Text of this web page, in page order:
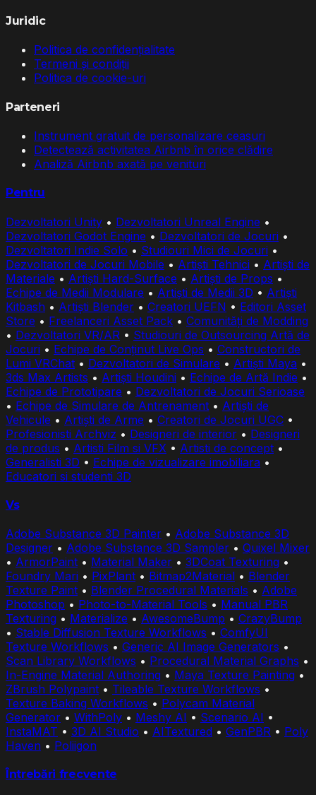
Juridic
Politica de confidențialitate
Termeni și condiții
Politica de cookie-uri
Parteneri
Instrument gratuit de personalizare ceasuri
Detectează activitatea Airbnb în orice clădire
Analiză Airbnb axată pe venituri
Pentru
Dezvoltatori Unity • Dezvoltatori Unreal Engine •
Dezvoltatori Godot Engine • Dezvoltatori de Jocuri •
Dezvoltatori Indie Solo • Studiouri Mici de Jocuri •
Dezvoltatori de Jocuri Mobile • Artiști Tehnici • Artiști de
Materiale • Artiști Hard-Surface • Artiști de Props •
Echipe de Medii Modulare • Artiști de Medii 3D • Artiști
Kitbash • Artiști Blender • Creatori UEFN • Editori Asset
Store • Freelanceri Asset Pack • Comunități de Modding
• Dezvoltatori VR/AR • Studiouri de Outsourcing Artă de
Jocuri • Echipe de Conținut Live Ops • Constructori de
Lumi VRChat • Dezvoltatori de Simulare • Artiști Maya •
3ds Max Artists • Artiști Houdini • Echipe de Artă Indie •
Echipe de Prototipare • Dezvoltatori de Jocuri Serioase
• Echipe de Simulare de Antrenament • Artiști de
Vehicule • Artiști de Arme • Creatori de Jocuri UGC •
Profesionisti Archviz • Designeri de interior • Designeri
de produs • Artisti Film si VFX • Artisti de concept •
Generalisti 3D • Echipe de vizualizare imobiliara •
Educatori si studenti 3D
Vs
Adobe Substance 3D Painter • Adobe Substance 3D
Designer • Adobe Substance 3D Sampler • Quixel Mixer
• ArmorPaint • Material Maker • 3DCoat Texturing •
Foundry Mari • PixPlant • Bitmap2Material • Blender
Texture Paint • Blender Procedural Materials • Adobe
Photoshop • Photo-to-Material Tools • Manual PBR
Texturing • Materialize • AwesomeBump • CrazyBump
• Stable Diffusion Texture Workflows • ComfyUI
Texture Workflows • Generic AI Image Generators •
Scan Library Workflows • Procedural Material Graphs •
In-Engine Material Authoring • Maya Texture Painting •
ZBrush Polypaint • Tileable Texture Workflows •
Texture Baking Workflows • Polycam Material
Generator • WithPoly • Meshy AI • Scenario AI •
InstaMAT • 3D AI Studio • AITextured • GenPBR • Poly
Haven • Poliigon
Întrebări frecvente